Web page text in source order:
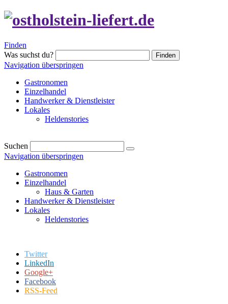
Finden
Was suchst du?
Finden
Navigation überspringen
Gastronomen
Einzelhandel
Handwerker & Dienstleister
Lokales
Heldenstories
Suchen
Navigation überspringen
Gastronomen
Einzelhandel
Haus & Garten
Handwerker & Dienstleister
Lokales
Heldenstories
Twitter
LinkedIn
Google+
Facebook
RSS-Feed